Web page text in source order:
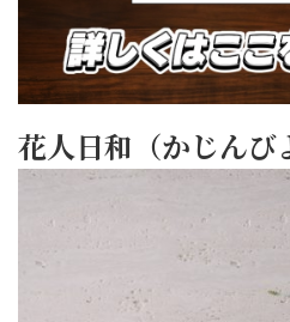
花人日和（かじんび